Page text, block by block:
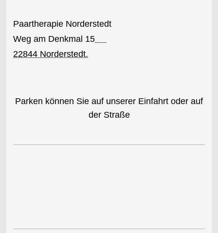
Paartherapie Norderstedt
Weg am Denkmal 15
22844 Norderstedt.
Parken können Sie auf unserer Einfahrt oder auf
der Straße